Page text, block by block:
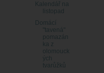
Kalendář na
listopad
Domácí
"tavená"
pomazán
ka z
olomouck
ých
tvarůžků